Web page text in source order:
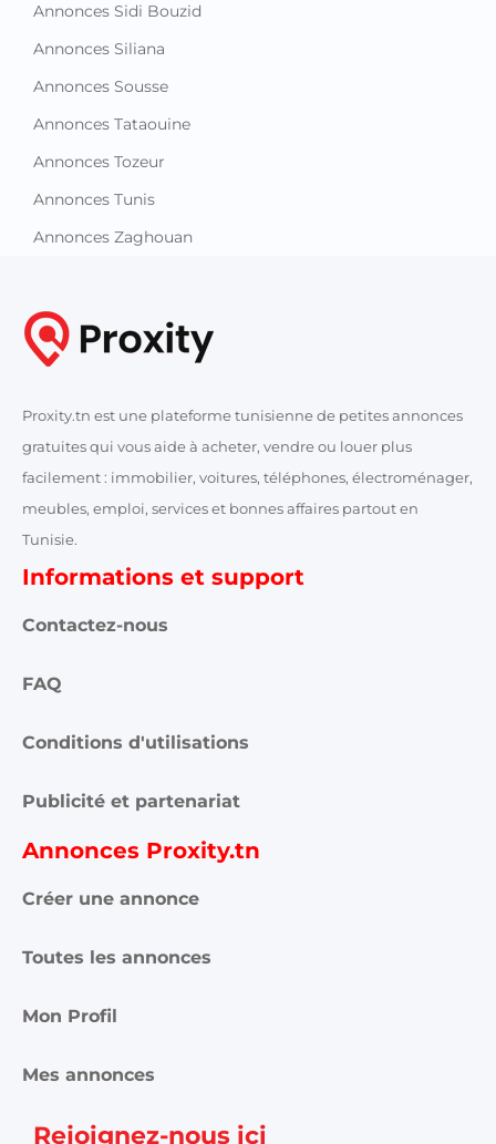
Annonces Sidi Bouzid
Annonces Siliana
Annonces Sousse
Annonces Tataouine
Annonces Tozeur
Annonces Tunis
Annonces Zaghouan
Proxity.tn est une plateforme tunisienne de petites annonces
gratuites qui vous aide à acheter, vendre ou louer plus
facilement : immobilier, voitures, téléphones, électroménager,
meubles, emploi, services et bonnes affaires partout en
Tunisie.
Informations et support
Contactez-nous
FAQ
Conditions d'utilisations
Publicité et partenariat
Annonces Proxity.tn
Créer une annonce
Toutes les annonces
Mon Profil
Mes annonces
Rejoignez-nous ici